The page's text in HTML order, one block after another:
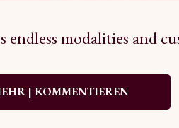
endless modalities and
| KOMMENTIEREN